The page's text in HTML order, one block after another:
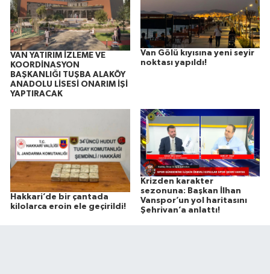
VAN YATIRIM İZLEME VE
KOORDİNASYON
BAŞKANLIĞI TUŞBA ALAKÖY
ANADOLU LİSESİ ONARIM İŞİ
YAPTIRACAK
Van Gölü kıyısına yeni seyir
noktası yapıldı!
Hakkari’de bir çantada
kilolarca eroin ele geçirildi!
Krizden karakter
sezonuna: Başkan İlhan
Vanspor’un yol haritasını
Şehrivan’a anlattı!